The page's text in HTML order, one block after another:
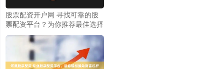
股票配资开户网 寻找可靠的股
票配资平台？为你推荐最佳选择